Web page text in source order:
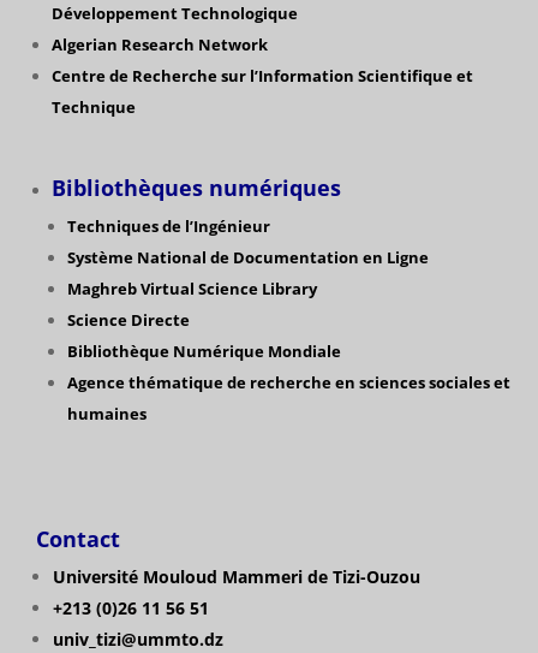
Développement Technologique
Algerian Research Network
Centre de Recherche sur l’Information Scientifique et
Technique
Bibliothèques numériques
Techniques de l’Ingénieur
Système National de Documentation en Ligne
Maghreb Virtual Science Library
Science Directe
Bibliothèque Numérique Mondiale
Agence thématique de recherche en sciences sociales et
humaines
Contact
Université Mouloud Mammeri de Tizi-Ouzou
+213 (0)26 11 56 51
univ_tizi@ummto.dz